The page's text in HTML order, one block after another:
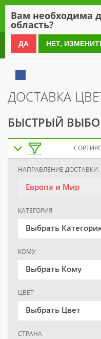
0 800 21 54 55
ДОСТАВКА
БЫСТРЫЙ
НАПРАВЛЕНИЕ ДОСТАВКИ
Европа и Мир
КАТЕГОРИЯ
Выбрать
КОМУ
Выбрать Кому
ЦВЕТ
Выбрать Цвет
СТРАНА
Вам необходима
область?
ДА НЕТ,